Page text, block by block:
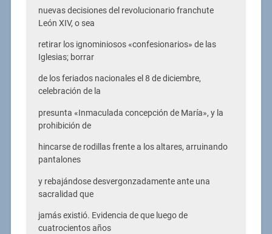
nuevas decisiones del revolucionario franchute
León XIV, o sea
retirar los ignominiosos «confesionarios» de las
Iglesias; borrar
de los feriados nacionales el 8 de diciembre,
celebración de la
presunta «Inmaculada concepción de María», y la
prohibición de
hincarse de rodillas frente a los altares, arruinando
pantalones
y rebajándose desvergonzadamente ante una
sacralidad que
jamás existió. Evidencia de que luego de
cuatrocientos años